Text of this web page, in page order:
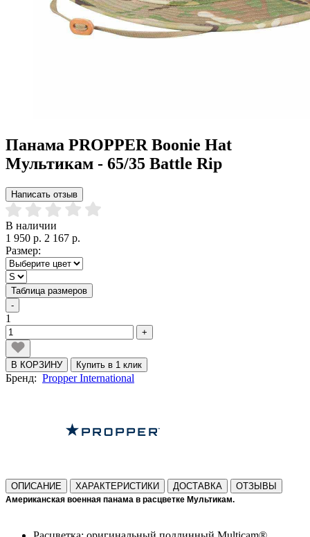
Панама PROPPER Boonie Hat
Мультикам - 65/35 Battle Rip
Написать отзыв
В наличии
1 950 р. 2 167 р.
Размер:
Таблица размеров
-
1
+
В КОРЗИНУ Купить в 1 клик
Бренд: Propper International
ОПИСАНИЕ ХАРАКТЕРИСТИКИ ДОСТАВКА ОТЗЫВЫ
Американская военная панама в расцветке Мультикам.